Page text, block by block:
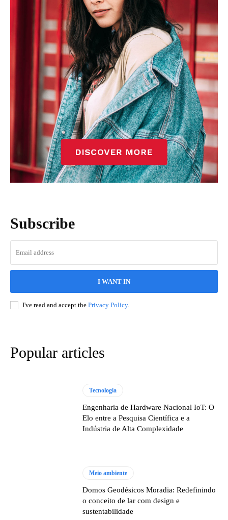
Subscribe
I WANT IN
I've read and accept the Privacy Policy.
Popular articles
Tecnologia
Engenharia de Hardware Nacional IoT: O
Elo entre a Pesquisa Científica e a
Indústria de Alta Complexidade
Meio ambiente
Domos Geodésicos Moradia: Redefinindo
o conceito de lar com design e
sustentabilidade